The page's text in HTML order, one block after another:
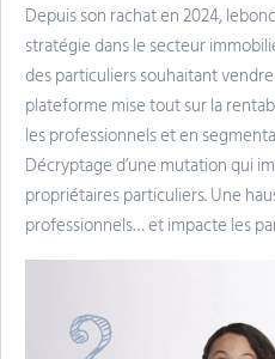
Depuis son rachat en 2024,
stratégie dans le secteur
des particuliers souhaitant
plateforme mise tout sur la
les professionnels et en
Décryptage d’une mutation qui
propriétaires particuliers. Une
professionnels… et impacte les